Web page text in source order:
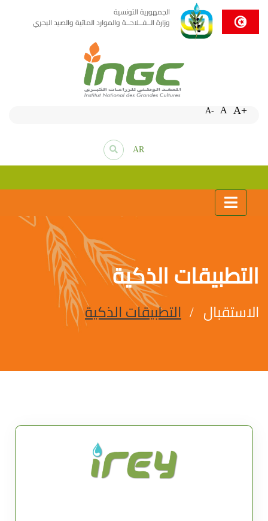
الجمهورية التونسية
وزارة الــفــلاحــة والموارد المائية والصيد البحري
A- A A+
AR
التطبيقات الذكية
الاستقبال التطبيقات الذكية